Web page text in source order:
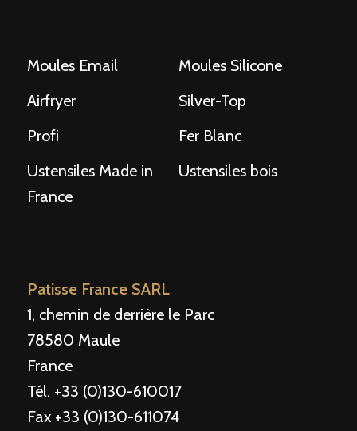
Moules Email
Moules Silicone
Airfryer
Silver-Top
Profi
Fer Blanc
Ustensiles Made in
France
Ustensiles bois
Patisse France SARL
1, chemin de derrière le Parc
78580 Maule
France
Tél. +33 (0)130-610017
Fax +33 (0)130-611074